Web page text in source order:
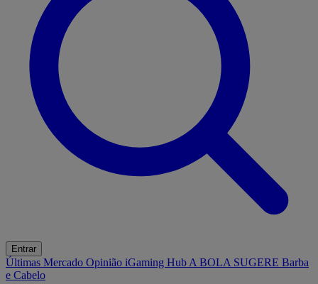
Entrar
Últimas Mercado Opinião iGaming Hub A BOLA SUGERE Barba
e Cabelo